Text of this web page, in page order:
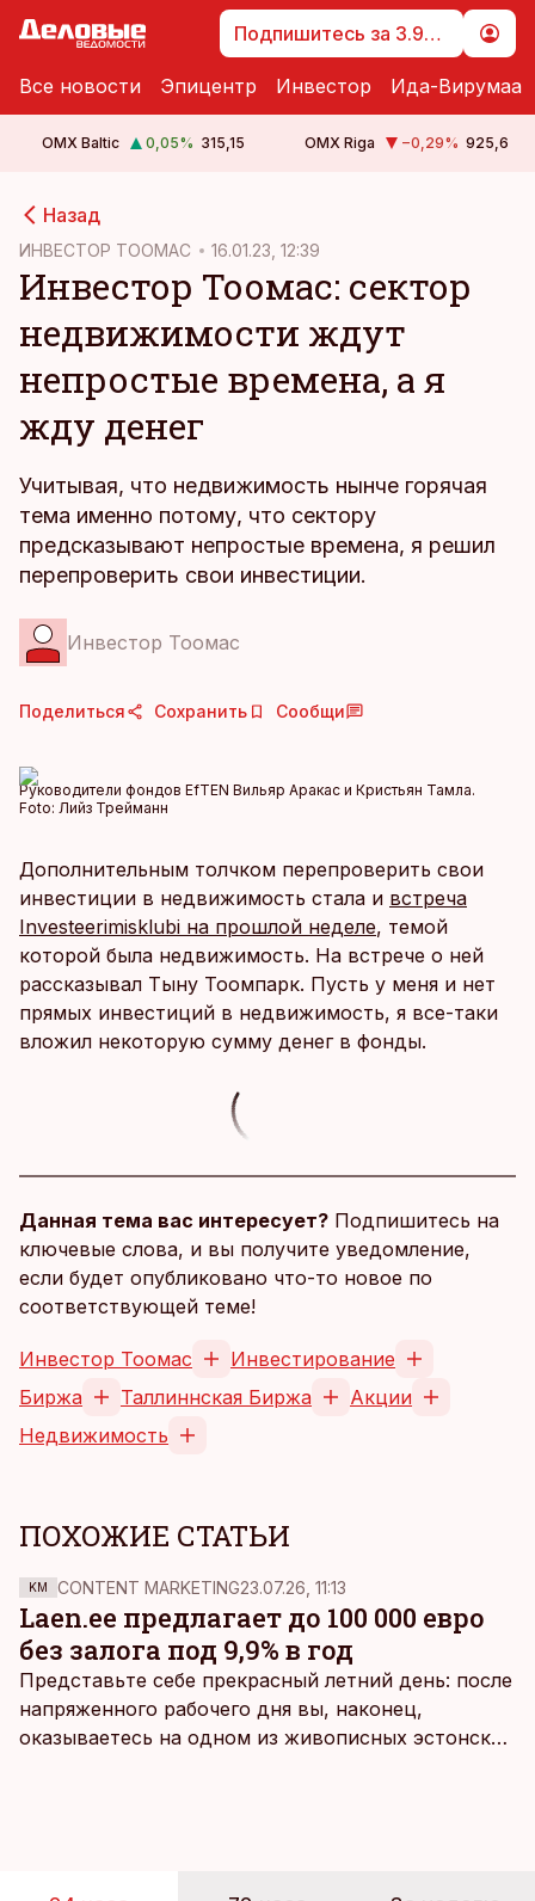
Подпишитесь за 3.99 €
Все новости Эпицентр Инвестор Ида-Вирумаа
OMX Baltic 0,05% 315,15 OMX Riga −0,29% 925,6
Назад
ИНВЕСТОР ТООМАС 16.01.23, 12:39
Инвестор Тоомас: сектор
недвижимости ждут
непростые времена, а я
жду денег
Учитывая, что недвижимость нынче горячая
тема именно потому, что сектору
предсказывают непростые времена, я решил
перепроверить свои инвестиции.
Инвестор Тоомас
Поделиться Сохранить Сообщи
Руководители фондов EfTEN Вильяр Аракас и Кристьян Тамла.
Foto: Лийз Трейманн
Дополнительным толчком перепроверить свои
инвестиции в недвижимость стала и встреча
Investeerimisklubi на прошлой неделе, темой
которой была недвижимость. На встрече о ней
рассказывал Тыну Тоомпарк. Пусть у меня и нет
прямых инвестиций в недвижимость, я все-таки
вложил некоторую сумму денег в фонды.
Данная тема вас интересует? Подпишитесь на
ключевые слова, и вы получите уведомление,
если будет опубликовано что-то новое по
соответствующей теме!
Инвестор Тоомас
Инвестирование
Биржа
Таллиннская Биржа
Акции
Недвижимость
ПОХОЖИЕ СТАТЬИ
KM CONTENT MARKETING23.07.26, 11:13
Laen.ee предлагает до 100 000 евро
без залога под 9,9% в год
Представьте себе прекрасный летний день: после
напряженного рабочего дня вы, наконец,
оказываетесь на одном из живописных эстонских